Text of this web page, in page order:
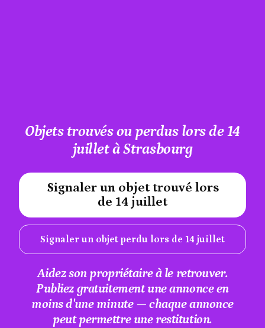
Objets trouvés ou perdus lors de 14
juillet à Strasbourg
Signaler un objet trouvé lors
de 14 juillet
Signaler un objet perdu lors de 14 juillet
#A12AEB
Aidez son propriétaire à le retrouver.
Publiez gratuitement une annonce en
moins d'une minute — chaque annonce
peut permettre une restitution.